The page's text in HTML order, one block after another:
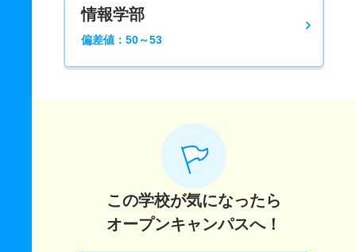
情報学部
偏差値：50～53
この学校が気になったら
オープンキャンパスへ！